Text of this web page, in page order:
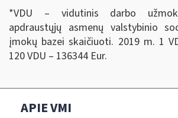
*VDU – vidutinis darbo
apdraustųjų asmenų valstybinio
įmokų bazei skaičiuoti. 2019 m. 1
120 VDU – 136344 Eur.
APIE VMI